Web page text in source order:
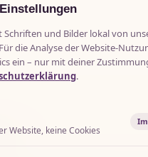
Schriften und Bilder lokal von
die Analyse der Website-
ein – nur mit deiner
.
Website, keine Cookies